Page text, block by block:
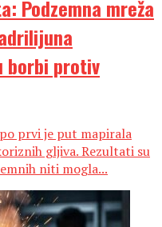
Podzemna mreža
borbi protiv
prvi je put mapirala
gljiva. Rezultati su
niti mogla...